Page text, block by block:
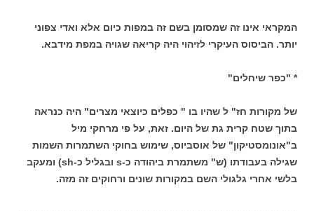
המקראי אינו זה שמסומן בשם זה במפות כיום אלא ואדי צפוני
יותר. הביסוס העיקרי לזיהוי היה קריאה שגויה במפת מידבא.
* "כפר שיחלים"
של מקורות חז" ל שהיו בו " כפלים כיוצאי מצרים" היה כנראה
בתוך שטח קרית גת של היום. זאת, על פי מרחקי מיל
ב"אונומסטיקון" של אוסביוס, שימוש בחוקי השתמרות השמות
שגילה בעבודתו (ש" משתמרת ביהודה כ-s ובגליל כ-sh) ומעקב
בלשי אחרי גלגולי השם במקורות שונים ורחוקים זה מזה.